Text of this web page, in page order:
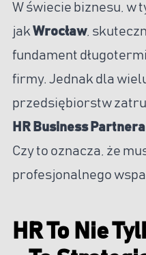
W świecie biznesu, w
jakWrocław,
fundament
firmy. Jednak dla
przedsiębiorstw
HR Business Partnera
Czy to oznacza, że
profesjonalnego
HR To Nie